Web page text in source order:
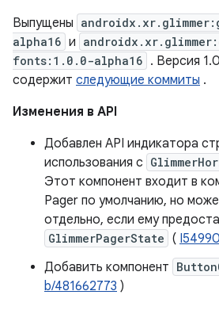
Выпущены
alpha16 и
fonts:1.0.0-alpha16 . Версия
содержит следующие коммиты .
Изменения в API
Добавлен API индикатора
использования с
Этот компонент входит в
Pager по умолчанию, но
отдельно, если ему
GlimmerPagerState ( I54990
Добавить компонент
b/481662773 )